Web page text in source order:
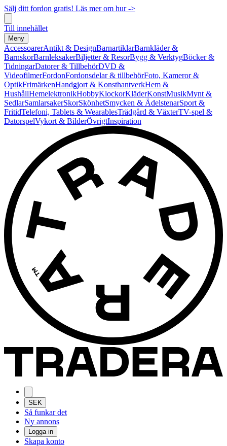
Sälj ditt fordon gratis! Läs mer om hur ->
Till innehållet
Meny
AccessoarerAntikt & DesignBarnartiklarBarnkläder &
BarnskorBarnleksakerBiljetter & ResorBygg & VerktygBöcker &
TidningarDatorer & TillbehörDVD &
VideofilmerFordonFordonsdelar & tillbehörFoto, Kameror &
OptikFrimärkenHandgjort & KonsthantverkHem &
HushållHemelektronikHobbyKlockorKläderKonstMusikMynt &
SedlarSamlarsakerSkorSkönhetSmycken & ÄdelstenarSport &
FritidTelefoni, Tablets & WearablesTrädgård & VäxterTV-spel &
DatorspelVykort & BilderÖvrigtInspiration
SEK
Så funkar det
Ny annons
Logga in
Skapa konto